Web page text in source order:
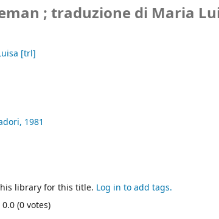
; traduzione di Maria
[trl]
1981
library for this title. Log in to add tags.
(0 votes)